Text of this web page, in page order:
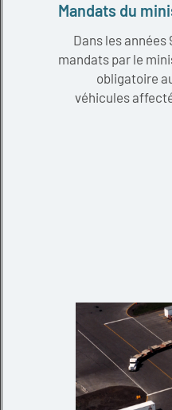
Mandats du
Dans les années
mandats par le
obligatoire
véhicules